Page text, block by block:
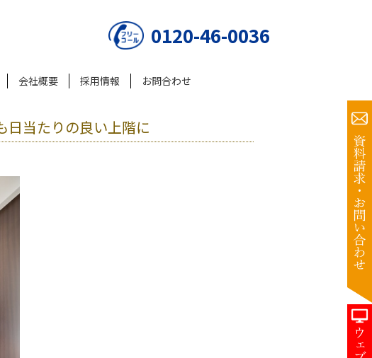
0120-46-0036
会社概要 採用情報 お問合わせ
日当たりの良い上階に